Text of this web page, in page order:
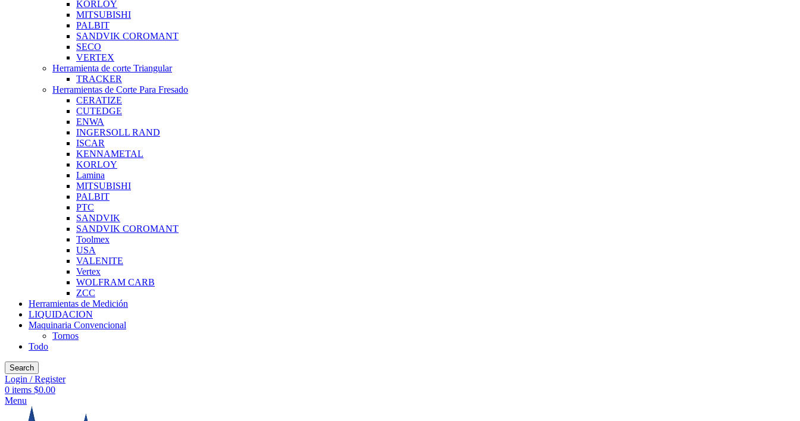
KORLOY
MITSUBISHI
PALBIT
SANDVIK COROMANT
SECO
VERTEX
Herramienta de corte Triangular
TRACKER
Herramientas de Corte Para Fresado
CERATIZE
CUTEDGE
ENWA
INGERSOLL RAND
ISCAR
KENNAMETAL
KORLOY
Lamina
MITSUBISHI
PALBIT
PTC
SANDVIK
SANDVIK COROMANT
Toolmex
USA
VALENITE
Vertex
WOLFRAM CARB
ZCC
Herramientas de Medición
LIQUIDACION
Maquinaria Convencional
Tornos
Todo
Search
Login / Register
0 items $0.00
Menu